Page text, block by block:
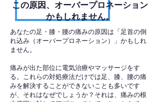
​この原因、オーバープロネーション
かもしれません。
あなたの足・膝・腰の痛みの原因は「足首の倒
れ込み（オーバープロネーション）」かもしれ
ません。
痛みが出た部位に電気治療やマッサージをす
る。これらの対処療法だけでは足、膝、腰の痛
みを解決することができないことも多いです
が、それはなぜでしょうか？それは、痛みの根